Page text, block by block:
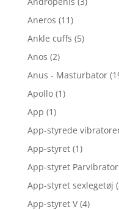
Aneros (11)
Ankle cuffs (5)
Anos (2)
Anus - Masturbator
Apollo (1)
App (1)
App-styrede
App-styret (1)
App-styret Parvibrator
App-styret sexlegetøj
App-styret V (4)